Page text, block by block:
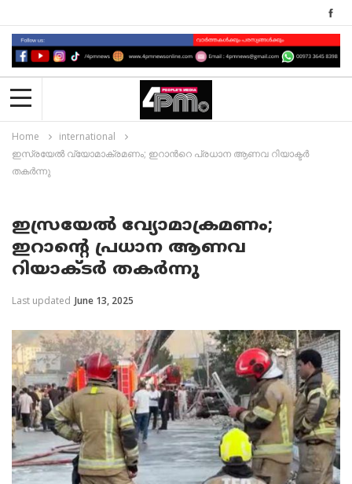
Home
international
ഇസ്രയേല്‍ വ്യോമാക്രമണം; ഇറാന്‍റെ പ്രധാന ആണവ റിയാക്ടർ
തകർന്നു
ഇസ്രയേല്‍ വ്യോമാക്രമണം;
ഇറാന്‍റെ പ്രധാന ആണവ
റിയാക്ടർ തകർന്നു
Last updated June 13, 2025